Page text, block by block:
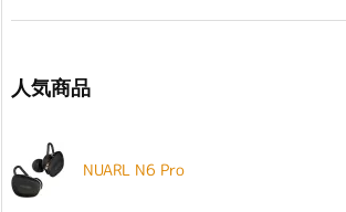
人気商品
NUARL N6 Pro